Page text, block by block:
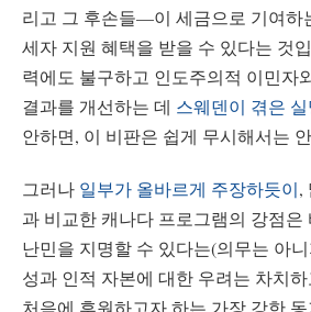
리고 그 후손들—이 세금으로 기여하
세자 지원 혜택을 받을 수 있다는 것
력에도 불구하고 인도주의적 이민자
결과를 개선하는 데 스웨덴이 겪은
안하면, 이 비판은 쉽게 무시해서는
그러나 일부가 올바르게 주장하듯이,
과 비교한 캐나다 프로그램의 강점은
난민을 지명할 수 있다는(의무는 아
성과 인적 자본에 대한 우려는 차치
처음에 후원하고자 하는 가장 강한